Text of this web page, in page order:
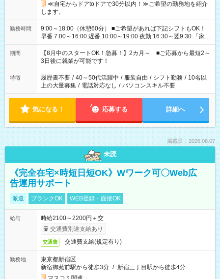
≪自宅からドアtoドアで30分以内！≫ご希望の勤務地を紹介
します。
勤務時間
9:00～18:00（休憩60分） ■ご希望があれば下記シフトもOK！
早番 7:00～16:00 遅番 10:00～19:00 夜勤 16:30～翌9:30 「家族
と休みを合わせたい」 「余裕を持って夕飯の準備がしたい」
「できれば残業はしたくない」 など、ご希望を教えてください
ね。 ※Wワーク希望の方へ 今ご覧のお仕事で希望する勤務時間
と、もう1つのお仕事の勤務時間。 合計で週40時間を超える場
合は応募できません。
期間
【8月中のスタートOK！急募！】2カ月～ ■ご応募から最短2～
3日後に就業が可能です！
特徴 履歴書不要 / 40～50代活躍中 / 服装自由 / シフト勤務 / 10名以
上の大量募集 / 電話対応なし / パソコンスキル不要
気になる！ 応募する 詳細へ
掲載日：2026.08.07
未読
《完全在宅×時短日短OK》Wワーク可〇Web広
告運用サポート
派遣 ブランクOK WEB登録・面接OK
給与
時給2100～2200円＋交
交通費別途支給あり
交通費 交通費支給(規定有り)
勤務地
東京都新宿区
新宿御苑前駅から徒歩3分 / 新宿三丁目駅から徒歩4分